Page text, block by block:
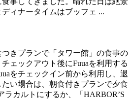
ィナータイムはブッフェ ...
きプランで「タワー館」の食事の
ェックアウト後にFuuaを利用する
をチェックイン前から利用し、退
い場合は、朝食付きプランで夕食
ラカルトにするか、「HARBOR’S